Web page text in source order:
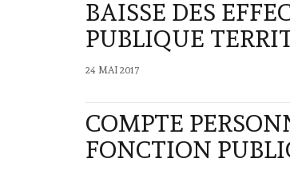
BAISSE DES
PUBLIQUE
24 MAI 2017
COMPTE
FONCTION